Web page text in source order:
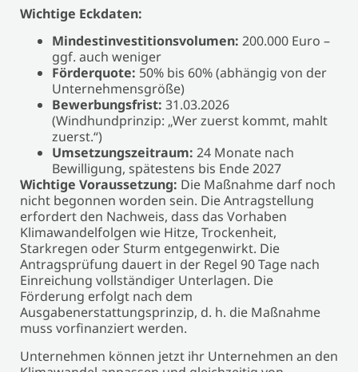
Wichtige Eckdaten:
Mindestinvestitionsvolumen: 200.000 Euro –
ggf. auch weniger
Förderquote: 50% bis 60% (abhängig von der
Unternehmensgröße)
Bewerbungsfrist: 31.03.2026
(Windhundprinzip: „Wer zuerst kommt, mahlt
zuerst.“)
Umsetzungszeitraum: 24 Monate nach
Bewilligung, spätestens bis Ende 2027
Wichtige Voraussetzung: Die Maßnahme darf noch
nicht begonnen worden sein. Die Antragstellung
erfordert den Nachweis, dass das Vorhaben
Klimawandelfolgen wie Hitze, Trockenheit,
Starkregen oder Sturm entgegenwirkt. Die
Antragsprüfung dauert in der Regel 90 Tage nach
Einreichung vollständiger Unterlagen. Die
Förderung erfolgt nach dem
Ausgabenerstattungsprinzip, d. h. die Maßnahme
muss vorfinanziert werden.
Unternehmen können jetzt ihr Unternehmen an den